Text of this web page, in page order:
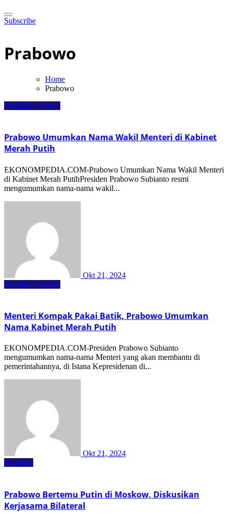
Subscribe
Prabowo
Home
Prabowo
Headline Sorotan
Prabowo Umumkan Nama Wakil Menteri di Kabinet
Merah Putih
EKONOMPEDIA.COM-Prabowo Umumkan Nama Wakil Menteri
di Kabinet Merah PutihPresiden Prabowo Subianto resmi
mengumumkan nama-nama wakil...
Okt 21, 2024
Headline Sorotan
Menteri Kompak Pakai Batik, Prabowo Umumkan
Nama Kabinet Merah Putih
EKONOMPEDIA.COM-Presiden Prabowo Subianto
mengumumkan nama-nama Menteri yang akan membantu di
pemerintahannya, di Istana Kepresidenan di...
Okt 21, 2024
Headline
Prabowo Bertemu Putin di Moskow, Diskusikan
Kerjasama Bilateral